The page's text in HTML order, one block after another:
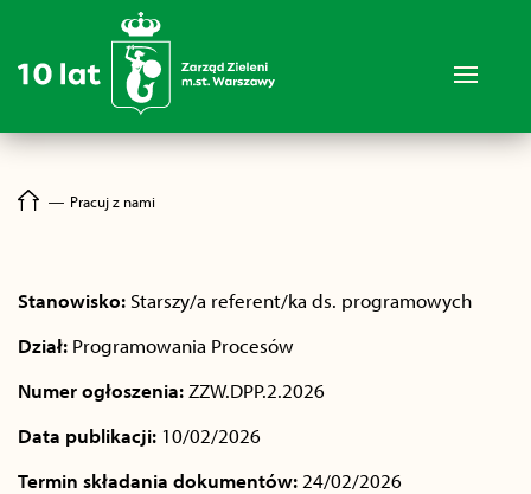
― Pracuj z nami
Stanowisko: Starszy/a referent/ka ds. programowych
Dział: Programowania Procesów
Numer ogłoszenia: ZZW.DPP.2.2026
Data publikacji: 10/02/2026
Termin składania dokumentów: 24/02/2026